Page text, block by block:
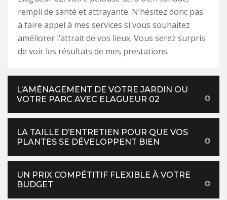
rempli de santé et attrayante. N’hésitez donc pas
à faire appel à mes services si vous souhaitez
améliorer l’attrait de vos lieux. Vous serez surpris
de voir les résultats de mes prestations.
L’AMÉNAGEMENT DE VOTRE JARDIN OU
VOTRE PARC AVEC ELAGUEUR 02
LA TAILLE D’ENTRETIEN POUR QUE VOS
PLANTES SE DÉVELOPPENT BIEN
UN PRIX COMPÉTITIF FLEXIBLE À VOTRE
BUDGET